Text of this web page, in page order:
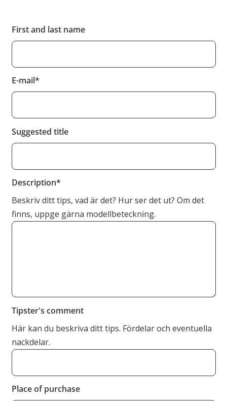
First and last name
E-mail
Suggested title
Description
Beskriv ditt tips, vad är det? Hur ser det ut? Om det
finns, uppge gärna modellbeteckning.
Tipster's comment
Här kan du beskriva ditt tips. Fördelar och eventuella
nackdelar.
Place of purchase